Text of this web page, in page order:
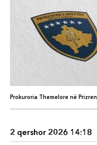
Prokuroria Themelore në Prizren
2 qershor 2026 14:18